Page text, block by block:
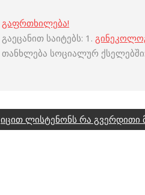
გაფრთხილება!
გაეცანით საიტებს: 1.
თანხლება სოციალურ
იცით ლისტენონს რა გვერდითი